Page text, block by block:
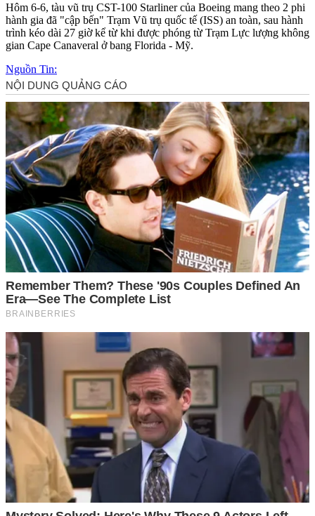
Hôm 6-6, tàu vũ trụ CST-100 Starliner của Boeing mang theo 2 phi
hành gia đã "cập bến" Trạm Vũ trụ quốc tế (ISS) an toàn, sau hành
trình kéo dài 27 giờ kể từ khi được phóng từ Trạm Lực lượng không
gian Cape Canaveral ở bang Florida - Mỹ.
Nguồn Tin: